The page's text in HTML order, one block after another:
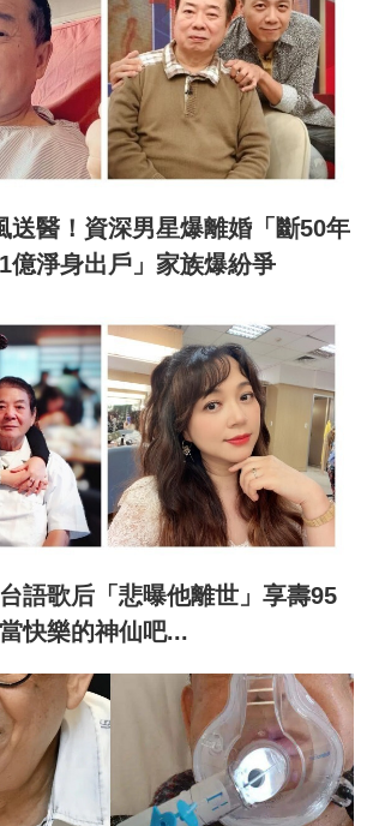
送醫！資深男星爆離婚「斷50年
淨身出戶」家族爆紛爭
語歌后「悲曝他離世」享壽95
快樂的神仙吧...